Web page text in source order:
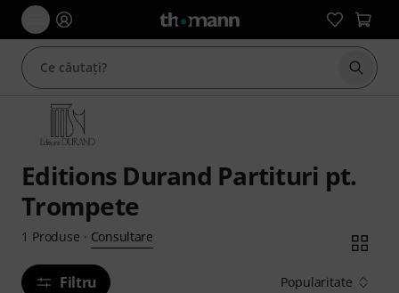
Editions Durand Partituri pt.
Trompete
1 Produse · Consultare
Filtru Popularitate